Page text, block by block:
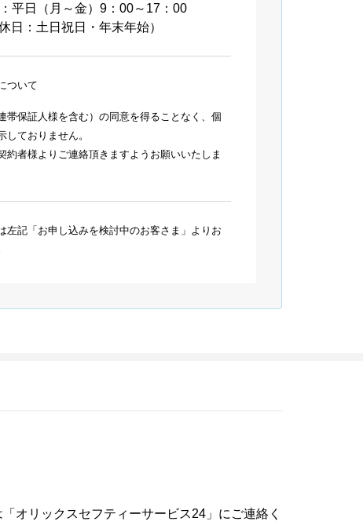
平日（月～金）9：00～17：00
休日：土日祝日・年末年始）
ついて
帯保証人様を含む）の同意を得ることなく、個
しておりません。
約者様よりご連絡頂きますようお願いいたしま
左記「お申し込みを検討中のお客さま」よりお
オリックスセフティーサービス24」にご連絡く